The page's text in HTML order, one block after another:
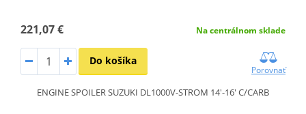
221,07 € Na centrálnom sklade
Do košíka
Porovnať
ENGINE SPOILER SUZUKI DL1000V-STROM 14'-16' C/CARB